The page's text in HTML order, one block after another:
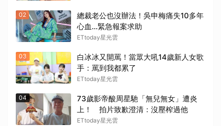
02
總裁老公也沒辦法！吳申梅痛失10多年
心血...緊急報案求助
ETtoday星光雲
03
白冰冰又開罵！當眾大吼14歲新人女歌
手：罵到我都累了
ETtoday星光雲
04
73歲影帝酸周星馳「無兒無女」遭炎
上！ 拍片致歉澄清：沒壓榨過他
ETtoday星光雲